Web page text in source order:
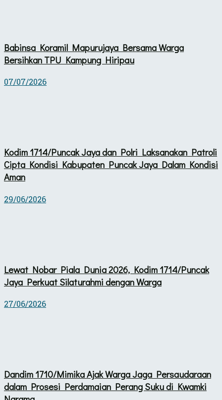
Babinsa Koramil Mapurujaya Bersama Warga
Bersihkan TPU Kampung Hiripau
07/07/2026
Kodim 1714/Puncak Jaya dan Polri Laksanakan Patroli
Cipta Kondisi Kabupaten Puncak Jaya Dalam Kondisi
Aman
29/06/2026
Lewat Nobar Piala Dunia 2026, Kodim 1714/Puncak
Jaya Perkuat Silaturahmi dengan Warga
27/06/2026
Dandim 1710/Mimika Ajak Warga Jaga Persaudaraan
dalam Prosesi Perdamaian Perang Suku di Kwamki